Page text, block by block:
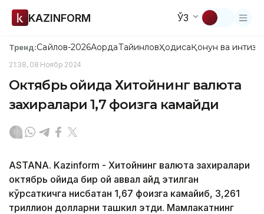
KAZINFORM ЎЗ
Тренд:Сайлов-2026АқордаТайинловҲодисаҚонун ва
21:38, 08 Ноябр 2024
Октябрь ойида Хитойнинг валюта
захиралари 1,7 фоизга камайди
ASTANA. Kazinform - Хитойнинг валюта захиралари
октябрь ойида бир ой аввал қайд этилган
кўрсаткичга нисбатан 1,67 фоизга камайиб, 3,261
триллион долларни ташкил этди. Мамлакатнинг